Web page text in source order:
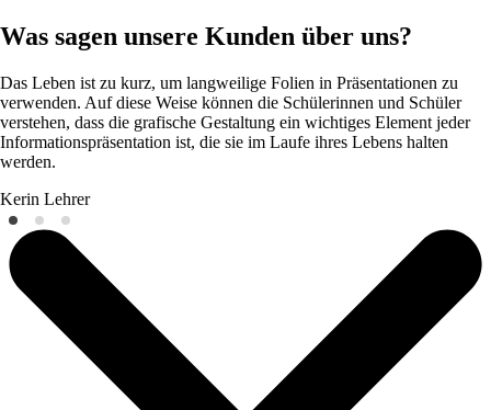
Was sagen unsere Kunden über uns?
Das Leben ist zu kurz, um langweilige Folien in Präsentationen zu
verwenden. Auf diese Weise können die Schülerinnen und Schüler
verstehen, dass die grafische Gestaltung ein wichtiges Element jeder
Informationspräsentation ist, die sie im Laufe ihres Lebens halten
werden.
Kerin Lehrer